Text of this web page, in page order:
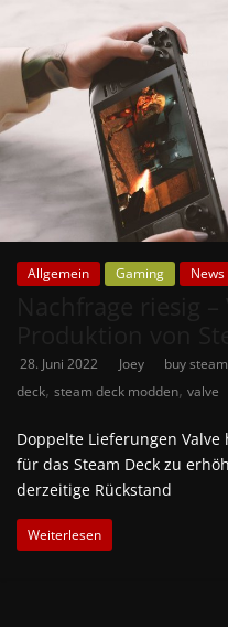
Allgemein Gaming News
28. Juni 2022 Joey buy
deck, steam deck modden, valve
Doppelte Lieferungen
für das Steam Deck zu
derzeitige Rückstand
Weiterlesen